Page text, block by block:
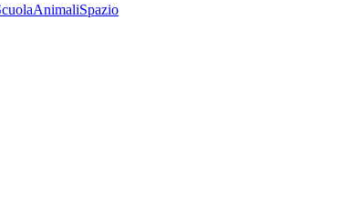
AnimaliSpazio